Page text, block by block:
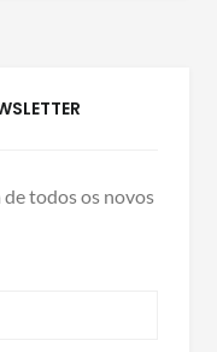
todos os novos